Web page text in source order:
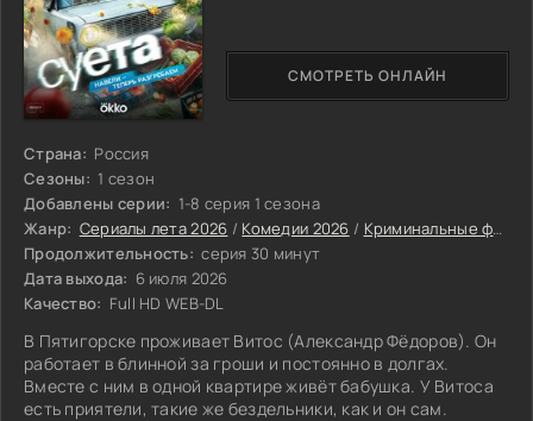
Страна: Россия
Сезоны: 1 сезон
Добавлены серии: 1-8 серия 1 сезона
Жанр: Сериалы лета 2026 / Комедии 2026 / Криминальные фильмы 2026
Продолжительность: серия 30 минут
Дата выхода: 6 июля 2026
Качество: Full HD WEB-DL
В Пятигорске проживает Витос (Александр Фёдоров). Он
работает в блинной за гроши и постоянно в долгах.
Вместе с ним в одной квартире живёт бабушка. У Витоса
есть приятели, такие же бездельники, как и он сам.
СМОТРЕТЬ ОНЛАЙН